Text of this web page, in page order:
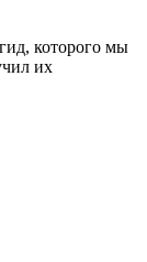
которого мы
их